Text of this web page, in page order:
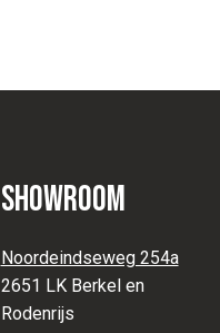
Showroom
Noordeindseweg 254a
2651 LK Berkel en
Rodenrijs